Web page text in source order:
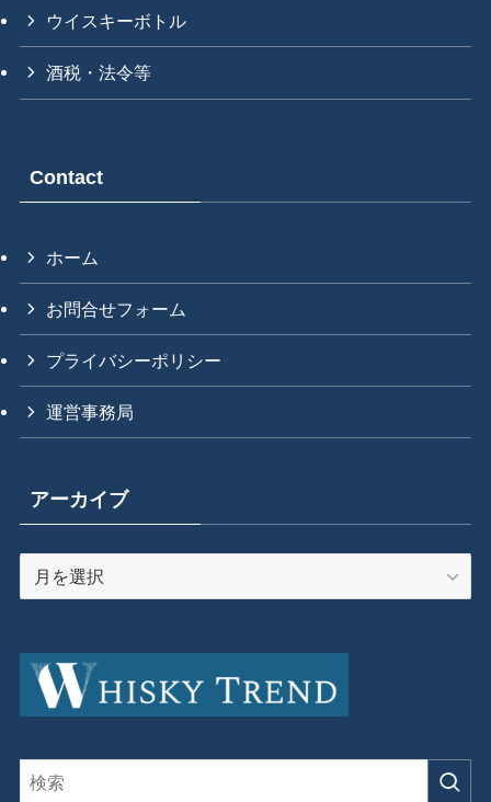
ウイスキーボトル
酒税・法令等
Contact
ホーム
お問合せフォーム
プライバシーポリシー
運営事務局
アーカイブ
ー
ブ